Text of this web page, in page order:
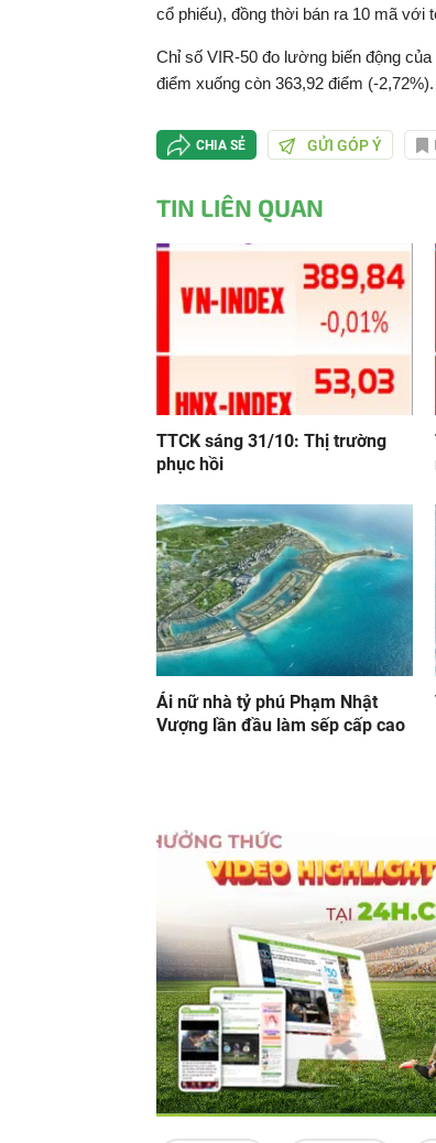
cổ phiếu), đồng thời bán ra 10 mã với
Chỉ số VIR-50 đo lường biến động
điểm xuống còn 363,92 điểm (-
CHIA SẺ GỬI GÓP Ý
TIN LIÊN QUAN
TTCK sáng 31/10: Thị trường
phục hồi
Ái nữ nhà tỷ phú Phạm Nhật
Vượng lần đầu làm sếp cấp cao